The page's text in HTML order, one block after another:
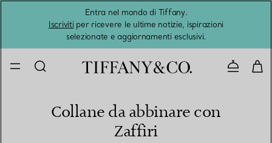
Entra nel mondo di Tiffany.
Iscrivitiper ricevere le ultime notizie, ispirazioni
selezionate e aggiornamenti esclusivi.
Collane da abbinare con
Zaffiri